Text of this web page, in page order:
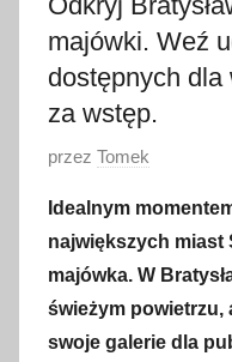
majówki. Weź
dostępnych dla
za wstęp.
O
u
b
l
i
k
przez Tomek
Idealnym
największych miast
majówka. W
świeżym powietrzu,
swoje galerie dla